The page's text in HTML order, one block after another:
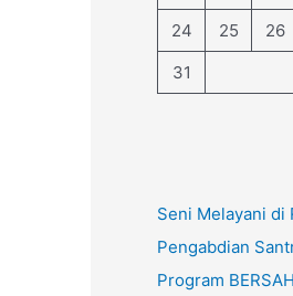
24
25 26
31
Seni Melayani di
Pengabdian
Program